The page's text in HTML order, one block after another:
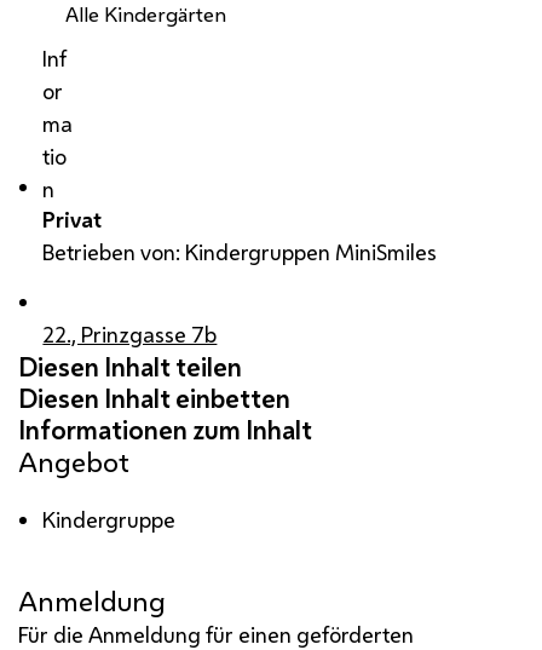
Alle Kindergärten
Inf
or
ma
tio
n
Privat
Betrieben von: Kindergruppen MiniSmiles
22., Prinzgasse 7b
Angebot
Kindergruppe
Anmeldung
Für die Anmeldung für einen geförderten